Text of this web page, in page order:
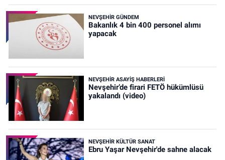
NEVŞEHIR GÜNDEM
Bakanlık 4 bin 400 personel alımı
yapacak
NEVŞEHIR ASAYIŞ HABERLERI
Nevşehir’de firari FETÖ hükümlüsü
yakalandı (video)
NEVŞEHIR KÜLTÜR SANAT
Ebru Yaşar Nevşehir'de sahne alacak